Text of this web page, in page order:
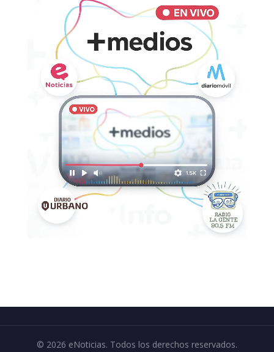
© 2026 eNoticias. Todos los derechos reservados.